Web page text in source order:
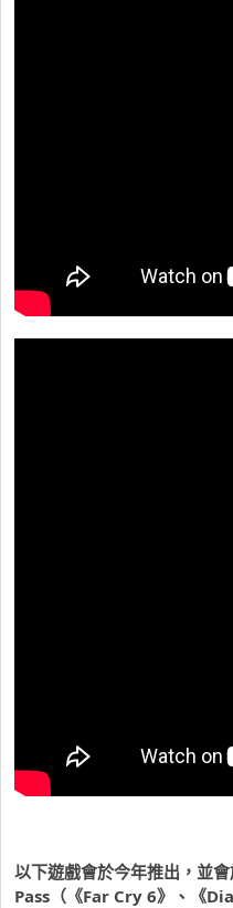
以下遊戲會於今年推出，並
Pass（《Far Cry 6》、《